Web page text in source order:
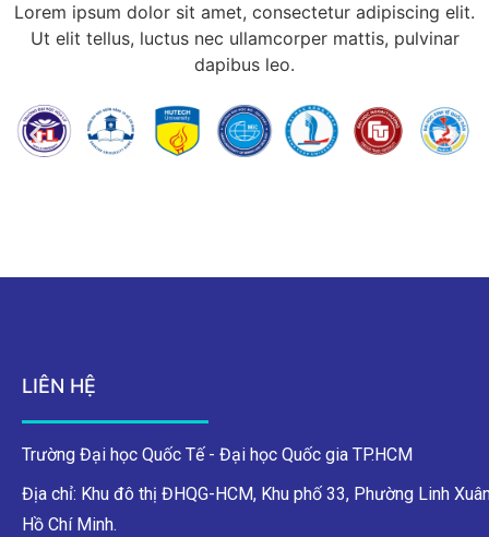
Lorem ipsum dolor sit amet, consectetur adipiscing elit.
Ut elit tellus, luctus nec ullamcorper mattis, pulvinar
dapibus leo.
LIÊN HỆ
Trường Đại học Quốc Tế - Đại học Quốc gia TP.HCM
Địa chỉ: Khu đô thị ĐHQG-HCM, Khu phố 33, Phường Linh
Hồ Chí Minh.